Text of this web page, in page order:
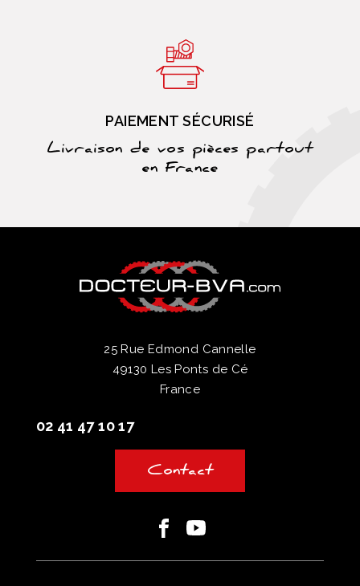
PAIEMENT SÉCURISÉ
Livraison de vos pièces partout
en France
25 Rue Edmond Cannelle
49130 Les Ponts de Cé
France
02 41 47 10 17
Contact
FacebookYoutube